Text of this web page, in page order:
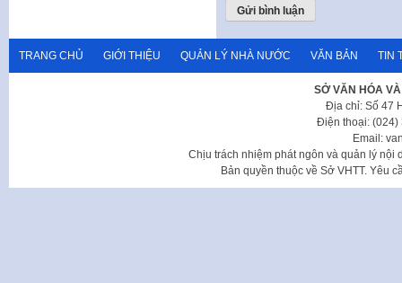
TRANG CHỦ GIỚI THIỆU QUẢN LÝ NHÀ NƯỚC VĂN BẢN TIN
SỞ VĂN HÓA
Địa chỉ: Số 47
Điện thoại: (024)
Email:
Chịu trách nhiệm phát ngôn và quản lý nội
Bản quyền thuộc về Sở VHTT. Yêu